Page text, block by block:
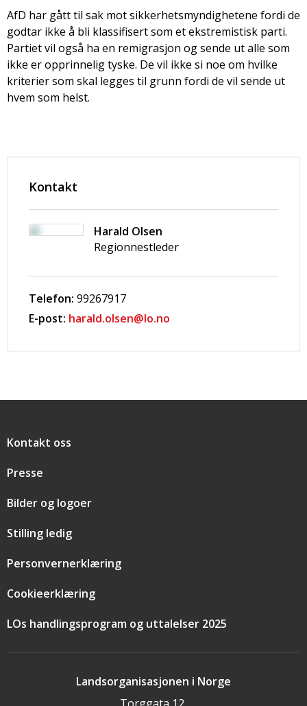
AfD har gått til sak mot sikkerhetsmyndighetene fordi de
godtar ikke å bli klassifisert som et ekstremistisk parti.
Partiet vil også ha en remigrasjon og sende ut alle som
ikke er opprinnelig tyske. De vil ikke si noe om hvilke
kriterier som skal legges til grunn fordi de vil sende ut
hvem som helst.
Kontakt
Harald Olsen
Regionnestleder
Telefon: 99267917
E-post: harald.olsen@lo.no
Landsorganisasjonen i Norge
Snarveier
Kontakt oss
Presse
Bilder og logoer
Stilling ledig
Personvernerklæring
Cookieerklæring
LOs handlingsprogram og uttalelser 2025